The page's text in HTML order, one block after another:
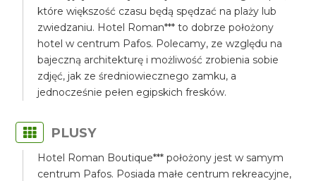
które większość czasu będą spędzać na plaży lub
zwiedzaniu. Hotel Roman*** to dobrze położony
hotel w centrum Pafos. Polecamy, ze względu na
bajeczną architekturę i możliwość zrobienia sobie
zdjęć, jak ze średniowiecznego zamku, a
jednocześnie pełen egipskich fresków.
PLUSY
Hotel Roman Boutique*** położony jest w samym
centrum Pafos. Posiada małe centrum rekreacyjne,